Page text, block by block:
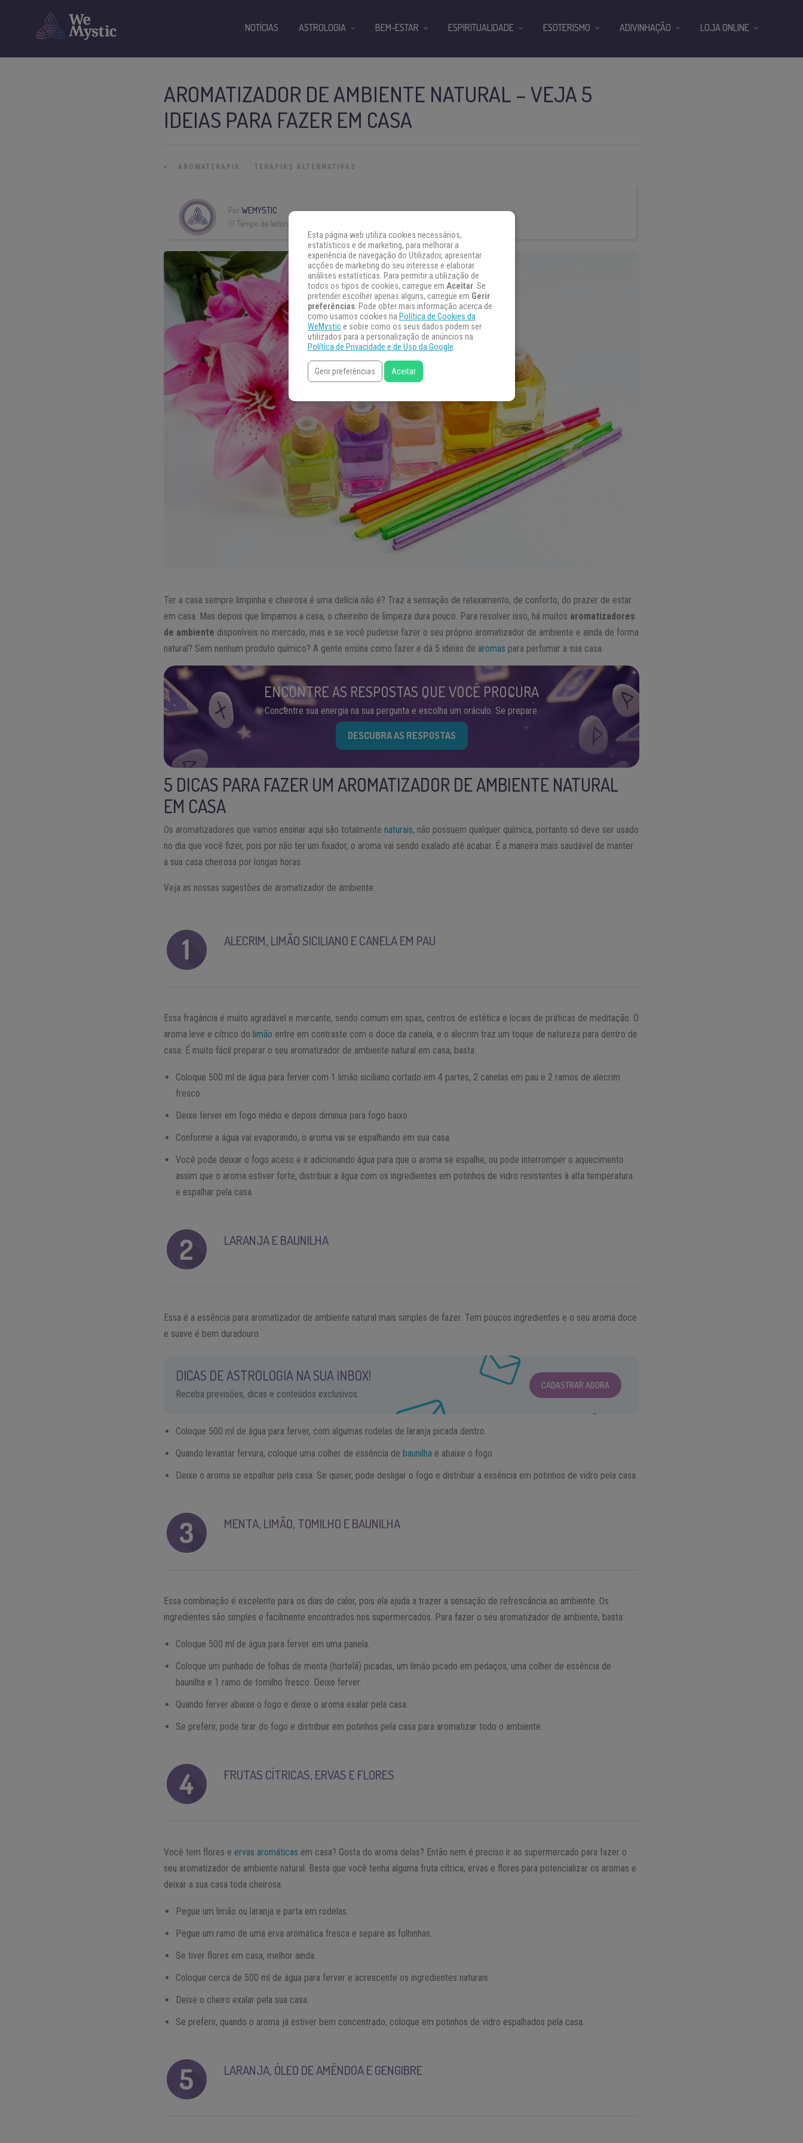
AROMATIZADOR DE AMBIENTE NATURAL – VEJA 5
IDEIAS PARA FAZER EM CASA
» AROMATERAPIA TERAPIAS ALTERNATIVAS
Por WEMYSTIC
Tempo de leitura:
Ter a casa sempre limpinha e cheirosa é uma delícia não é? Traz a sensação de relaxamento, de conforto, do prazer de estar
em casa. Mas depois que limpamos a casa, o cheirinho de limpeza dura pouco. Para resolver isso, há muitos aromatizadores
de ambiente disponíveis no mercado, mas e se você pudesse fazer o seu próprio aromatizador de ambiente e ainda de forma
natural? Sem nenhum produto químico? A gente ensina como fazer e dá 5 ideias dearomas para perfumar a sua casa.
ENCONTRE AS RESPOSTAS QUE VOCÊ PROCURA
Concentre sua energia na sua pergunta e escolha um oráculo. Se prepare.
DESCUBRA AS RESPOSTAS
5 DICAS PARA FAZER UM AROMATIZADOR DE AMBIENTE NATURAL
EM CASA
Os aromatizadores que vamos ensinar aqui são totalmentenaturais, não possuem qualquer química, portanto só deve ser usado
no dia que você fizer, pois por não ter um fixador, o aroma vai sendo exalado até acabar. É a maneira mais saudável de manter
a sua casa cheirosa por longas horas.
Veja as nossas sugestões de aromatizador de ambiente:
ALECRIM, LIMÃO SICILIANO E CANELA EM PAU
Essa fragância é muito agradável e marcante, sendo comum em spas, centros de estética e locais de práticas de meditação. O
aroma leve e cítrico do limão entre em contraste com o doce da canela, e o alecrim traz um toque de natureza para dentro de
casa. É muito fácil preparar o seu aromatizador de ambiente natural em casa, basta:
Coloque 500 ml de água para ferver com 1 limão siciliano cortado em 4 partes, 2 canelas em pau e 2 ramos de alecrim
fresco.
Deixe ferver em fogo médio e depois diminua para fogo baixo.
Conforme a água vai evaporando, o aroma vai se espalhando em sua casa.
Você pode deixar o fogo aceso e ir adicionando água para que o aroma se espalhe, ou pode interromper o aquecimento
assim que o aroma estiver forte, distribuir a água com os ingredientes em potinhos de vidro resistentes à alta temperatura
e espalhar pela casa.
LARANJA E BAUNILHA
Essa é a essência para aromatizador de ambiente natural mais simples de fazer. Tem poucos ingredientes e o seu aroma doce
e suave é bem duradouro.
DICAS DE ASTROLOGIA NA SUA INBOX!
Receba previsões, dicas e conteúdos exclusivos.
CADASTRAR AGORA
Coloque 500 ml de água para ferver, com algumas rodelas de laranja picada dentro.
Quando levantar fervura, coloque uma colher de essência de baunilha e abaixe o fogo.
Deixe o aroma se espalhar pela casa. Se quiser, pode desligar o fogo e distribuir a essência em potinhos de vidro pela casa.
MENTA, LIMÃO, TOMILHO E BAUNILHA
Essa combinação é excelente para os dias de calor, pois ela ajuda a trazer a sensação de refrescância ao ambiente. Os
ingredientes são simples e facilmente encontrados nos supermercados. Para fazer o seu aromatizador de ambiente, basta:
Coloque 500 ml de água para ferver em uma panela.
Coloque um punhado de folhas de menta (hortelã) picadas, um limão picado em pedaços, uma colher de essência de
baunilha e 1 ramo de tomilho fresco. Deixe ferver.
Quando ferver abaixe o fogo e deixe o aroma exalar pela casa.
Se preferir, pode tirar do fogo e distribuir em potinhos pela casa para aromatizar todo o ambiente.
FRUTAS CÍTRICAS, ERVAS E FLORES
Você tem flores eervas aromáticas em casa? Gosta do aroma delas? Então nem é preciso ir ao supermercado para fazer o
seu aromatizador de ambiente natural. Basta que você tenha alguma fruta cítrica, ervas e flores para potencializar os aromas e
deixar a sua casa toda cheirosa.
Pegue um limão ou laranja e parta em rodelas.
Pegue um ramo de uma erva aromática fresca e separe as folhinhas.
Se tiver flores em casa, melhor ainda.
Coloque cerca de 500 ml de água para ferver e acrescente os ingredientes naturais.
Deixe o cheiro exalar pela sua casa.
Se preferir, quando o aroma já estiver bem concentrado, coloque em potinhos de vidro espalhados pela casa.
LARANJA, ÓLEO DE AMÊNDOA E GENGIBRE
NOTÍCIAS ASTROLOGIA BEM-ESTAR ESPIRITUALIDADE ESOTERISMO ADIVINHAÇÃO LOJA ONLINE
Esta página web utiliza cookies necessários,
estatísticos e de marketing, para melhorar a
experiência de navegação do Utilizador, apresentar
acções de marketing do seu interesse e elaborar
análises estatísticas. Para permitir a utilização de
todos os tipos de cookies, carregue em Aceitar. Se
pretender escolher apenas alguns, carregue em Gerir
preferências. Pode obter mais informação acerca de
como usamos cookies na Política de Cookies da
WeMystice sobre como os seus dados podem ser
utilizados para a personalização de anúncios na
Política de Privacidade e de Uso da Google.
Gerir preferências Aceitar